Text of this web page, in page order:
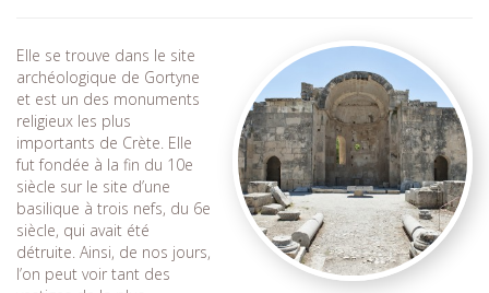
Elle se trouve dans le site
archéologique de Gortyne
et est un des monuments
religieux les plus
importants de Crète. Elle
fut fondée à la fin du 10e
siècle sur le site d’une
basilique à trois nefs, du 6e
siècle, qui avait été
détruite. Ainsi, de nos jours,
l’on peut voir tant des